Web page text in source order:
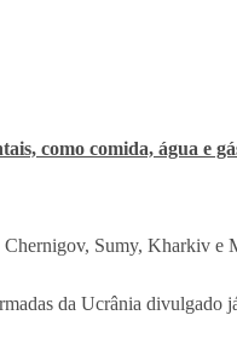
como comida, água e
Sumy, Kharkiv e
da Ucrânia divulgado